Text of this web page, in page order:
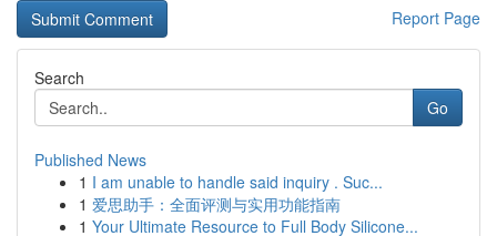
Report Page
Search
Go
Published News
1 I am unable to handle said inquiry . Suc...
1 爱思助手：全面评测与实用功能指南
1 Your Ultimate Resource to Full Body Silicone...